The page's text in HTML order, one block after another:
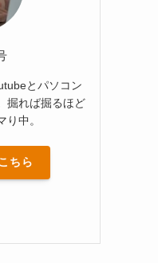
とパソコン
掘れば掘るほど
中。
ちら